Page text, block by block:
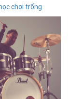
chơi trống